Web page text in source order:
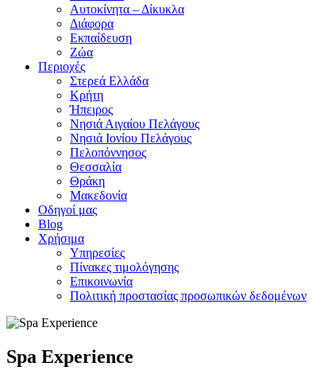
Αυτοκίνητα – Δίκυκλα
Διάφορα
Εκπαίδευση
Ζώα
Περιοχές
Στερεά Ελλάδα
Κρήτη
Ήπειρος
Νησιά Αιγαίου Πελάγους
Νησιά Ιονίου Πελάγους
Πελοπόννησος
Θεσσαλία
Θράκη
Μακεδονία
Οδηγοί μας
Blog
Χρήσιμα
Υπηρεσίες
Πίνακες τιμολόγησης
Επικοινωνία
Πολιτική προστασίας προσωπικών δεδομένων
Spa Experience